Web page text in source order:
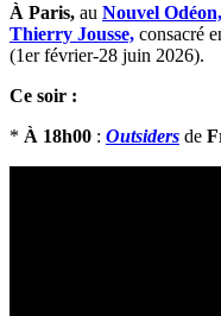
À Paris, au Nouvel Odéon,
Thierry Jousse, consacré
(1er février-28 juin 2026).
Ce soir :
* À 18h00 : Outsiders de